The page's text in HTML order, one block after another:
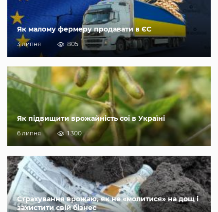
Як малому фермеру продавати в ЄС
3 липня 805
Як підвищити врожайність сої в Україні
6 липня 1 300
Страхування врожаю, як не «молитися» на дощ і
захистити свій бізнес